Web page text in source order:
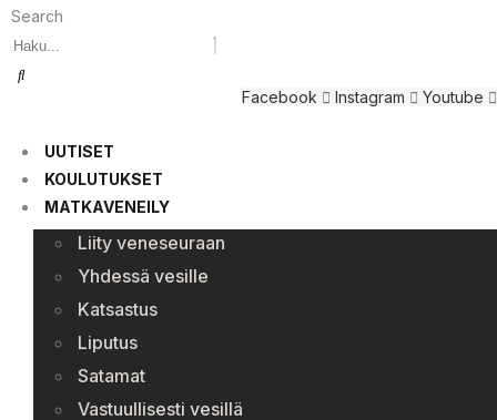
Search
Facebook Instagram Youtube
UUTISET
KOULUTUKSET
MATKAVENEILY
Liity veneseuraan
Yhdessä vesille
Katsastus
Liputus
Satamat
Vastuullisesti vesillä